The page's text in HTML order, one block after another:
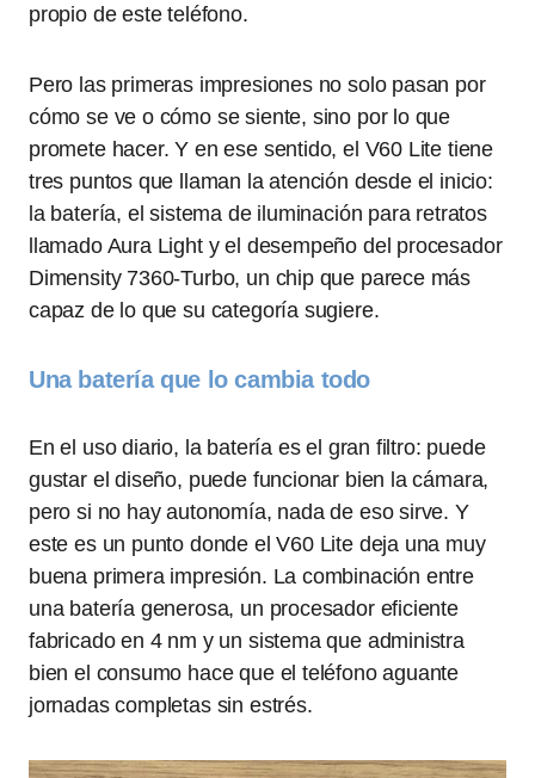
propio de este teléfono.
Pero las primeras impresiones no solo pasan por
cómo se ve o cómo se siente, sino por lo que
promete hacer. Y en ese sentido, el V60 Lite tiene
tres puntos que llaman la atención desde el inicio:
la batería, el sistema de iluminación para retratos
llamado Aura Light y el desempeño del procesador
Dimensity 7360-Turbo, un chip que parece más
capaz de lo que su categoría sugiere.
Una batería que lo cambia todo
En el uso diario, la batería es el gran filtro: puede
gustar el diseño, puede funcionar bien la cámara,
pero si no hay autonomía, nada de eso sirve. Y
este es un punto donde el V60 Lite deja una muy
buena primera impresión. La combinación entre
una batería generosa, un procesador eficiente
fabricado en 4 nm y un sistema que administra
bien el consumo hace que el teléfono aguante
jornadas completas sin estrés.